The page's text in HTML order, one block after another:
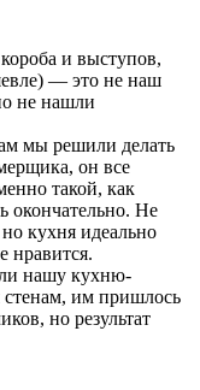
и выступов,
— это не наш
не нашли
мы решили делать
он все
такой, как
окончательно. Не
кухня идеально
нравится.
нашу кухню-
им пришлось
но результат